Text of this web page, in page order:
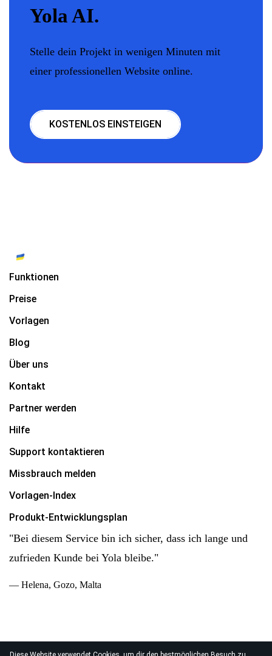
Yola AI.
Stelle dein Projekt in wenigen Minuten mit
einer professionellen Website online.
KOSTENLOS EINSTEIGEN
Funktionen
Preise
Vorlagen
Blog
Über uns
Kontakt
Partner werden
Hilfe
Support kontaktieren
Missbrauch melden
Vorlagen-Index
Produkt-Entwicklungsplan
"Bei diesem Service bin ich sicher, dass ich lange und
zufrieden Kunde bei Yola bleibe."
— Helena, Gozo, Malta